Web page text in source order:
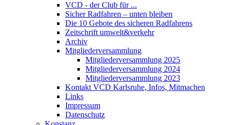
VCD - der Club für ...
Sicher Radfahren – unten bleiben
Die 10 Gebote des sicheren Radfahrens
Zeitschrift umwelt&verkehr
Archiv
Mitgliederversammlung
Mitgliederversammlung 2025
Mitgliederversammlung 2024
Mitgliederversammlung 2023
Kontakt VCD Karlsruhe, Infos, Mitmachen
Links
Impressum
Datenschutz